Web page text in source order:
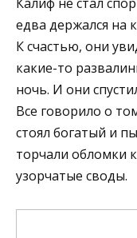
едва держался на
К счастью, они
какие-то
ночь. И они
Все говорило о
стоял богатый и
торчали обломки
узорчатые своды.